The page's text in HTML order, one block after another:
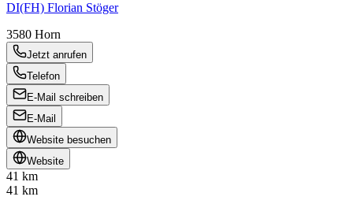
DI(FH) Florian Stöger
3580 Horn
Jetzt anrufen
Telefon
E-Mail schreiben
E-Mail
Website besuchen
Website
41 km
41 km